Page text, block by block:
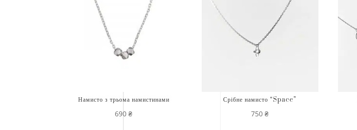
Намисто з трьома намистинами
690₴
Срібне намисто “Space”
750₴